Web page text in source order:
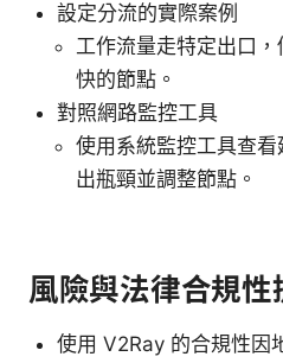
設定分流的實際案例
工作流量走特定出口
快的節點。
對照網路監控工具
使用系統監控工具查
出瓶頸並調整節點。
風險與法律合規性
使用 V2Ray 的合規性因